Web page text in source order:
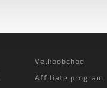
Velkoobchod
Affiliate program